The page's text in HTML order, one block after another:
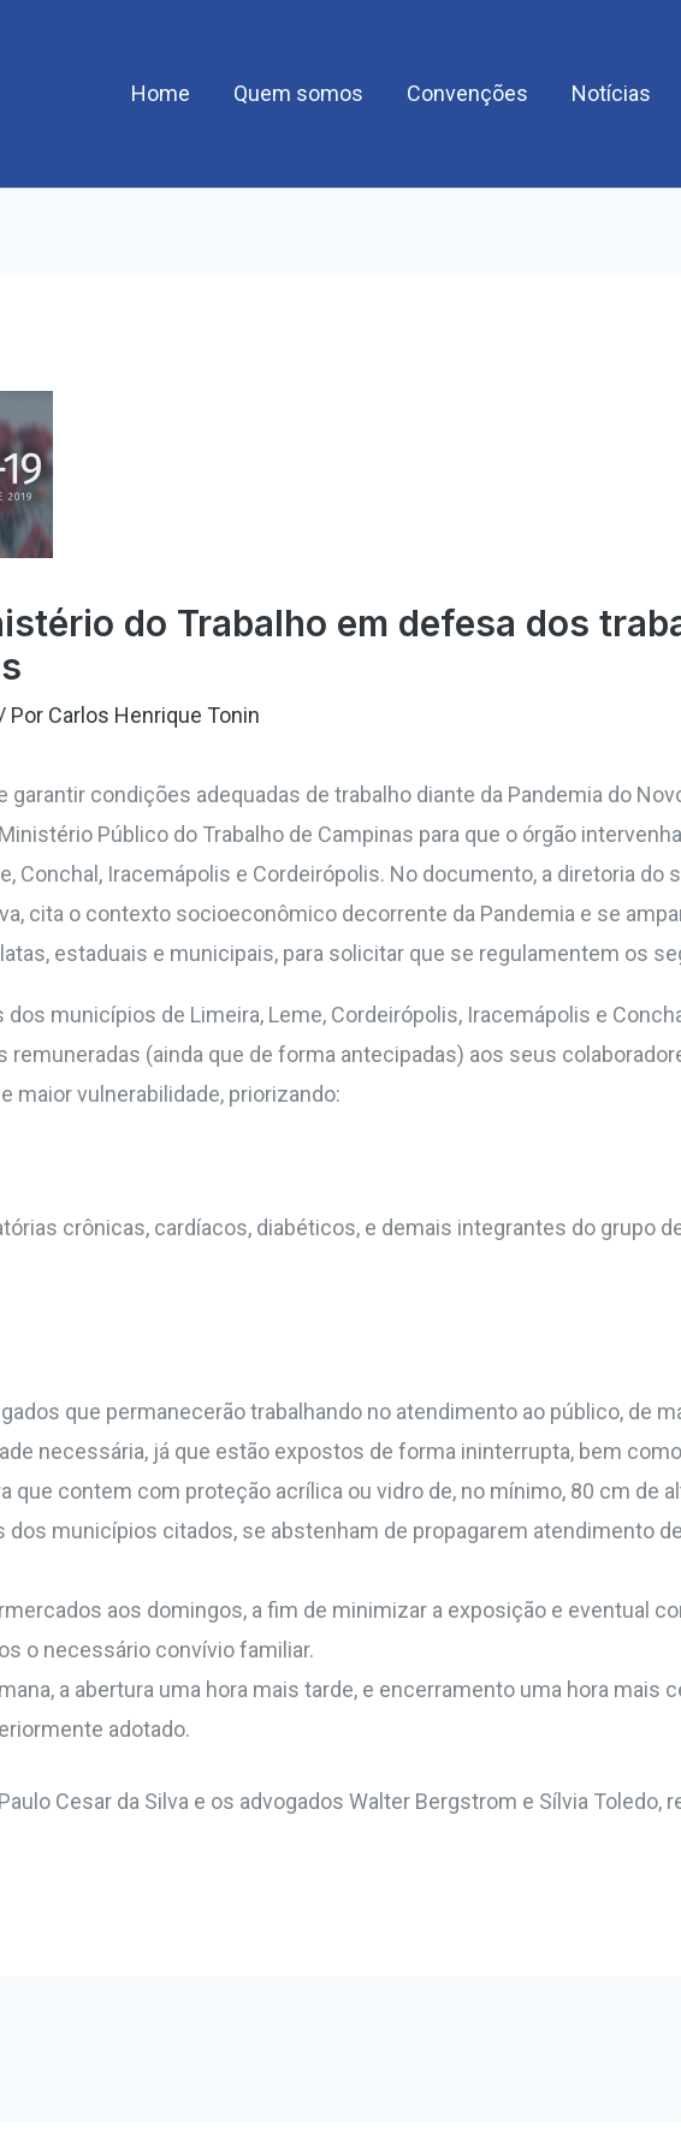
Home Quem somos Convenções Notícias
do Trabalho em defesa dos
/ Por Carlos Henrique Tonin
garantir condições adequadas de trabalho diante da Pandemia do
Público do Trabalho de Campinas para que o órgão
Conchal, Iracemápolis e Cordeirópolis. No documento, a diretoria do
cita o contexto socioeconômico decorrente da Pandemia e se
estaduais e municipais, para solicitar que se regulamentem os
municípios de Limeira, Leme, Cordeirópolis, Iracemápolis e
remuneradas (ainda que de forma antecipadas) aos seus
maior vulnerabilidade, priorizando:
crônicas, cardíacos, diabéticos, e demais integrantes do grupo
que permanecerão trabalhando no atendimento ao público, de
necessária, já que estão expostos de forma ininterrupta, bem
que contem com proteção acrílica ou vidro de, no mínimo, 80 cm de
dos municípios citados, se abstenham de propagarem atendimento
aos domingos, a fim de minimizar a exposição e eventual
o necessário convívio familiar.
a abertura uma hora mais tarde, e encerramento uma hora mais
adotado.
Cesar da Silva e os advogados Walter Bergstrom e Sílvia Toledo,